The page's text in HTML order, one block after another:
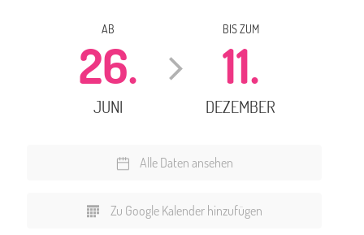
AB
26.
JUNI
BIS ZUM
11.
DEZEMBER
Alle Daten ansehen
Zu Google Kalender hinzufügen